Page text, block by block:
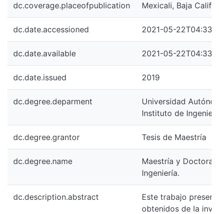
dc.coverage.placeofpublication Mexicali, Baja
dc.date.accessioned 2021-05-
dc.date.available 2021-05-
dc.date.issued 2019
dc.degree.deparment
Universidad
Instituto de
dc.degree.grantor Tesis de Maestría
dc.degree.name
Maestría y
Ingeniería.
dc.description.abstract
Este trabajo
obtenidos de la